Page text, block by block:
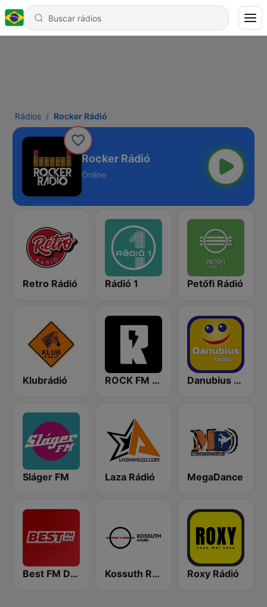
Rádios Rocker Rádió
Rocker Rádió
Online
Retro Rádió Rádió 1 Petőfi Rádió
Klubrádió ROCK FM 103.9 Danubius Rádió
Sláger FM Laza Rádió MegaDance
Best FM Debrecen Kossuth Rádió Roxy Rádió